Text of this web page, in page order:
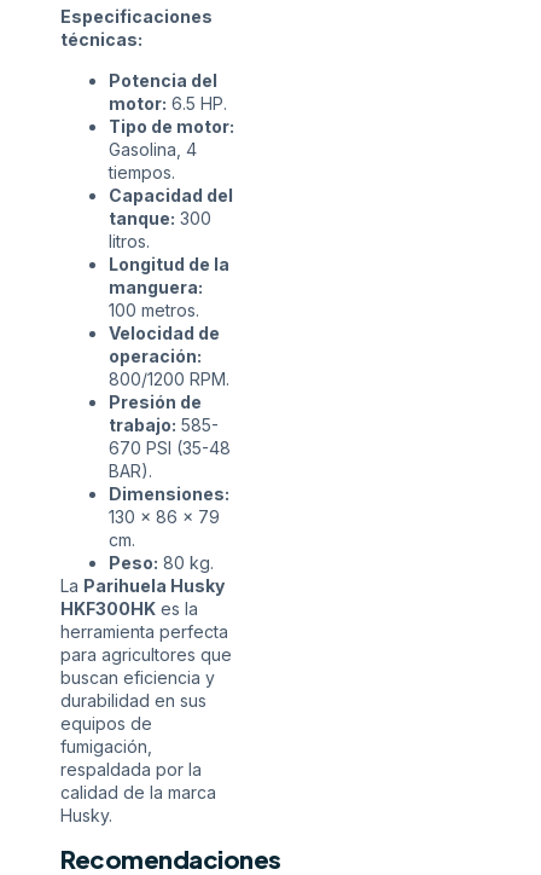
Especificaciones
técnicas:
Potencia del
motor: 6.5 HP.
Tipo de motor:
Gasolina, 4
tiempos.
Capacidad del
tanque: 300
litros.
Longitud de la
manguera:
100 metros.
Velocidad de
operación:
800/1200 RPM.
Presión de
trabajo: 585-
670 PSI (35-48
BAR).
Dimensiones:
130 x 86 x 79
cm.
Peso: 80 kg.
La Parihuela Husky
HKF300HK es la
herramienta perfecta
para agricultores que
buscan eficiencia y
durabilidad en sus
equipos de
fumigación,
respaldada por la
calidad de la marca
Husky.
Recomendaciones